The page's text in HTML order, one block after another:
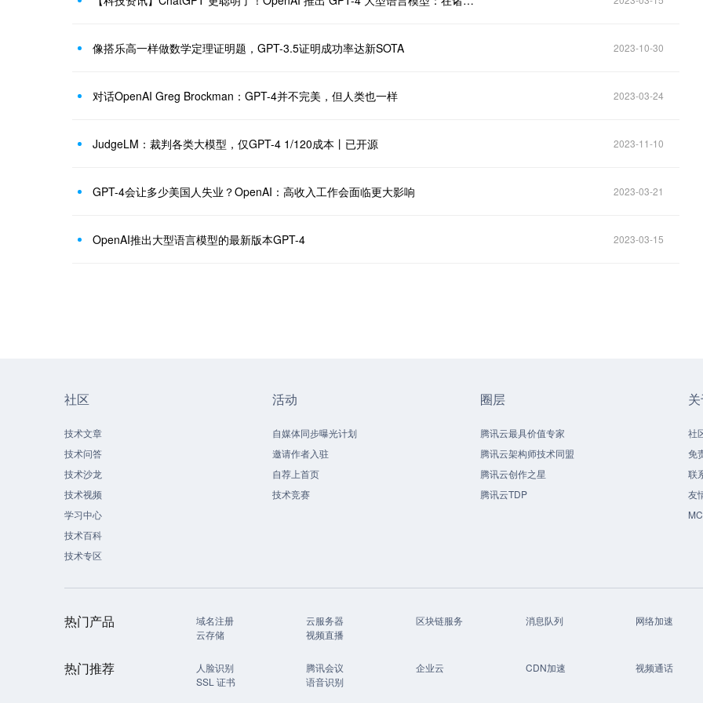
像搭乐高一样做数学定理证明题，GPT-3.5证明成功率达新SOTA 2023-10-30
对话OpenAI Greg Brockman：GPT-4并不完美，但人类也一样 2023-03-24
JudgeLM：裁判各类大模型，仅GPT-4 1/120成本丨已开源 2023-11-10
GPT-4会让多少美国人失业？OpenAI：高收入工作会面临更大影响 2023-03-21
OpenAI推出大型语言模型的最新版本GPT-4 2023-03-15
社区
技术文章
技术问答
技术沙龙
技术视频
学习中心
技术百科
技术专区
活动
自媒体同步曝光计划
邀请作者入驻
自荐上首页
技术竞赛
圈层
腾讯云最具价值专家
腾讯云架构师技术同盟
腾讯云创作之星
腾讯云TDP
社
免
联
友
热门产品 域名注册 云服务器 区块链服务 消息队列
网络加速
云存储
视频直播
热门推荐 人脸识别 腾讯会议 企业云 CDN加速
视频通话
SSL 证书
语音识别